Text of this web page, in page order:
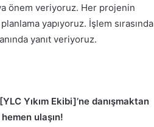
önem veriyoruz. Her projenin
yapıyoruz. İşlem sırasında
yanıt veriyoruz.
Yıkım Ekibi]’ne danışmaktan
ulaşın!